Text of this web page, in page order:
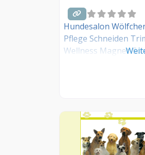
Hundesalon
Pflege Schneiden
Wellness Magnet-